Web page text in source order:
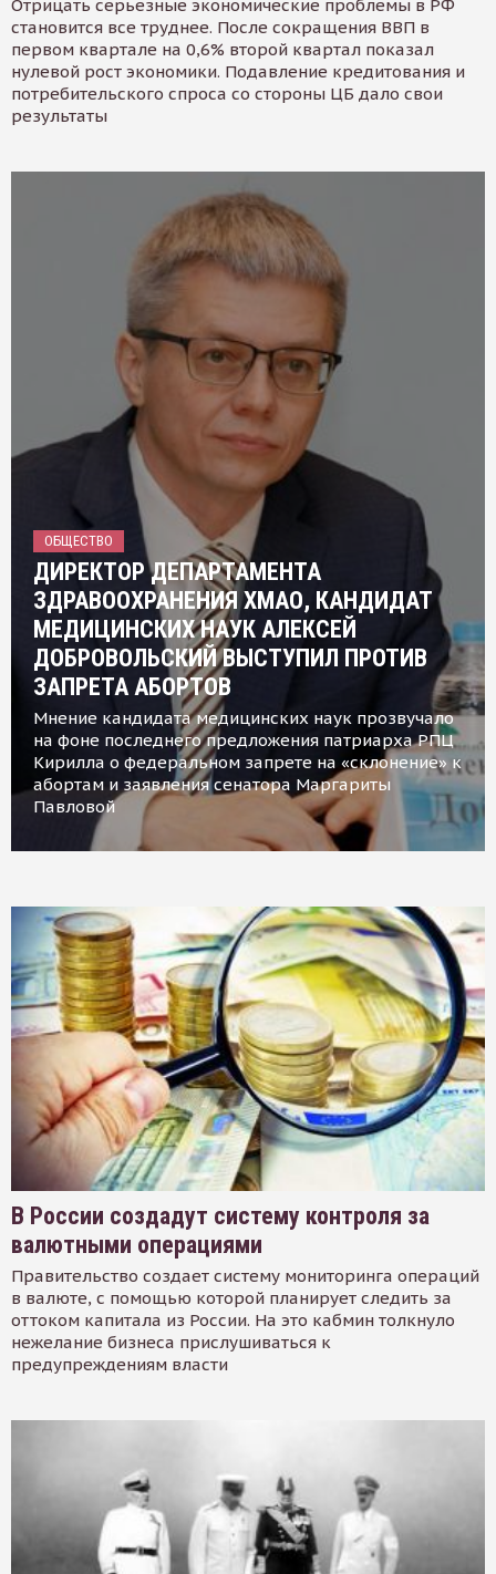
Отрицать серьезные экономические проблемы в РФ
становится все труднее. После сокращения ВВП в
первом квартале на 0,6% второй квартал показал
нулевой рост экономики. Подавление кредитования и
потребительского спроса со стороны ЦБ дало свои
результаты
ОБЩЕСТВО
ДИРЕКТОР ДЕПАРТАМЕНТА
ЗДРАВООХРАНЕНИЯ ХМАО, КАНДИДАТ
МЕДИЦИНСКИХ НАУК АЛЕКСЕЙ
ДОБРОВОЛЬСКИЙ ВЫСТУПИЛ ПРОТИВ
ЗАПРЕТА АБОРТОВ
Мнение кандидата медицинских наук прозвучало
на фоне последнего предложения патриарха РПЦ
Кирилла о федеральном запрете на «склонение» к
абортам и заявления сенатора Маргариты
Павловой
В России создадут систему контроля за
валютными операциями
Правительство создает систему мониторинга операций
в валюте, с помощью которой планирует следить за
оттоком капитала из России. На это кабмин толкнуло
нежелание бизнеса прислушиваться к
предупреждениям власти